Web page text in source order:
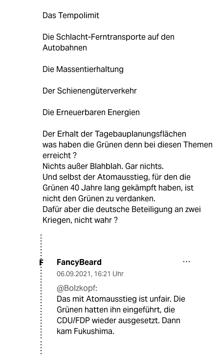
Das Tempolimit
Die Schlacht-Ferntransporte auf den
Autobahnen
Die Massentierhaltung
Der Schienengüterverkehr
Die Erneuerbaren Energien
Der Erhalt der Tagebauplanungsflächen
was haben die Grünen denn bei diesen Themen
erreicht ?
Nichts außer Blahblah. Gar nichts.
Und selbst der Atomausstieg, für den die
Grünen 40 Jahre lang gekämpft haben, ist
nicht den Grünen zu verdanken.
Dafür aber die deutsche Beteiligung an zwei
Kriegen, nicht wahr ?
F FancyBeard
06.09.2021, 16:21 Uhr
@Bolzkopf:
Das mit Atomausstieg ist unfair. Die
Grünen hatten ihn eingeführt, die
CDU/FDP wieder ausgesetzt. Dann
kam Fukushima.